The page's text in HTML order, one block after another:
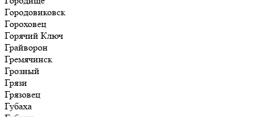
Городовиковск
Гороховец
Горячий Ключ
Грайворон
Гремячинск
Грозный
Грязи
Грязовец
Губаха